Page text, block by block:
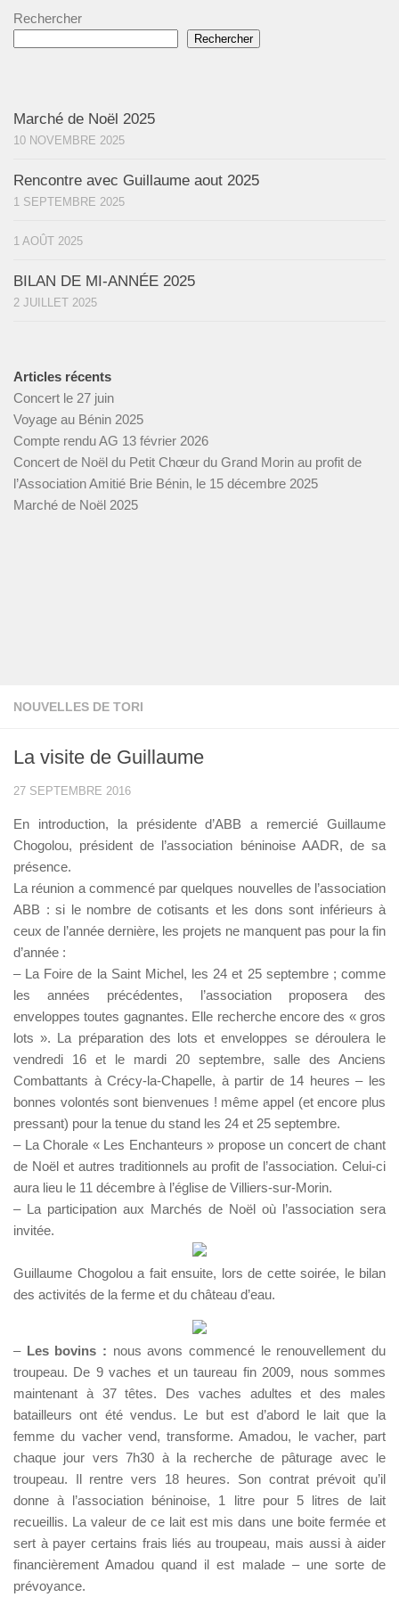
NOUVELLES DE TORI
La visite de Guillaume
27 SEPTEMBRE 2016
En introduction, la présidente d’ABB a remercié Guillaume
Chogolou, président de l’association béninoise AADR, de sa
présence.
La réunion a commencé par quelques nouvelles de l’association
ABB : si le nombre de cotisants et les dons sont inférieurs à
ceux de l’année dernière, les projets ne manquent pas pour la fin
d’année :
– La Foire de la Saint Michel, les 24 et 25 septembre ; comme
les années précédentes, l’association proposera des
enveloppes toutes gagnantes. Elle recherche encore des « gros
lots ». La préparation des lots et enveloppes se déroulera le
vendredi 16 et le mardi 20 septembre, salle des Anciens
Combattants à Crécy-la-Chapelle, à partir de 14 heures – les
bonnes volontés sont bienvenues ! même appel (et encore plus
pressant) pour la tenue du stand les 24 et 25 septembre.
– La Chorale « Les Enchanteurs » propose un concert de chant
de Noël et autres traditionnels au profit de l’association. Celui-ci
aura lieu le 11 décembre à l’église de Villiers-sur-Morin.
– La participation aux Marchés de Noël où l’association sera
invitée.
Guillaume Chogolou a fait ensuite, lors de cette soirée, le bilan
des activités de la ferme et du château d’eau.
– Les bovins : nous avons commencé le renouvellement du
troupeau. De 9 vaches et un taureau fin 2009, nous sommes
maintenant à 37 têtes. Des vaches adultes et des males
batailleurs ont été vendus. Le but est d’abord le lait que la
femme du vacher vend, transforme. Amadou, le vacher, part
chaque jour vers 7h30 à la recherche de pâturage avec le
troupeau. Il rentre vers 18 heures. Son contrat prévoit qu’il
donne à l’association béninoise, 1 litre pour 5 litres de lait
recueillis. La valeur de ce lait est mis dans une boite fermée et
sert à payer certains frais liés au troupeau, mais aussi à aider
financièrement Amadou quand il est malade – une sorte de
prévoyance.
Rechercher
Rechercher
Marché de Noël 2025
10 NOVEMBRE 2025
Rencontre avec Guillaume aout 2025
1 SEPTEMBRE 2025
1 AOÛT 2025
BILAN DE MI-ANNÉE 2025
2 JUILLET 2025
Articles récents
Concert le 27 juin
Voyage au Bénin 2025
Compte rendu AG 13 février 2026
Concert de Noël du Petit Chœur du Grand Morin au profit de
l’Association Amitié Brie Bénin, le 15 décembre 2025
Marché de Noël 2025